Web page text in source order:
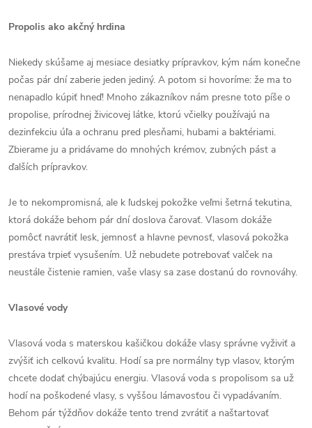
Propolis ako akčný hrdina
Niekedy skúšame aj mesiace desiatky prípravkov, kým nám konečne
počas pár dní zaberie jeden jediný. A potom si hovoríme: že ma to
nenapadlo kúpiť hneď! Mnoho zákazníkov nám presne toto píše o
propolise, prírodnej živicovej látke, ktorú včielky používajú na
dezinfekciu úľa a ochranu pred plesňami, hubami a baktériami.
Zbierame ju a pridávame do mnohých krémov, zubných pást a
ďalších prípravkov.
Je to nekompromisná, ale k ľudskej pokožke veľmi šetrná tekutina,
ktorá dokáže behom pár dní doslova čarovať. Vlasom dokáže
pomôcť navrátiť lesk, jemnosť a hlavne pevnosť, vlasová pokožka
prestáva trpieť vysušením. Už nebudete potrebovať valček na
neustále čistenie ramien, vaše vlasy sa zase dostanú do rovnováhy.
Vlasové vody
Vlasová voda s materskou kašičkou dokáže vlasy správne vyživiť a
zvýšiť ich celkovú kvalitu. Hodí sa pre normálny typ vlasov, ktorým
chcete dodať chýbajúcu energiu. Vlasová voda s propolisom sa už
hodí na poškodené vlasy, s vyššou lámavosťou či vypadávaním.
Behom pár týždňov dokáže tento trend zvrátiť a naštartovať